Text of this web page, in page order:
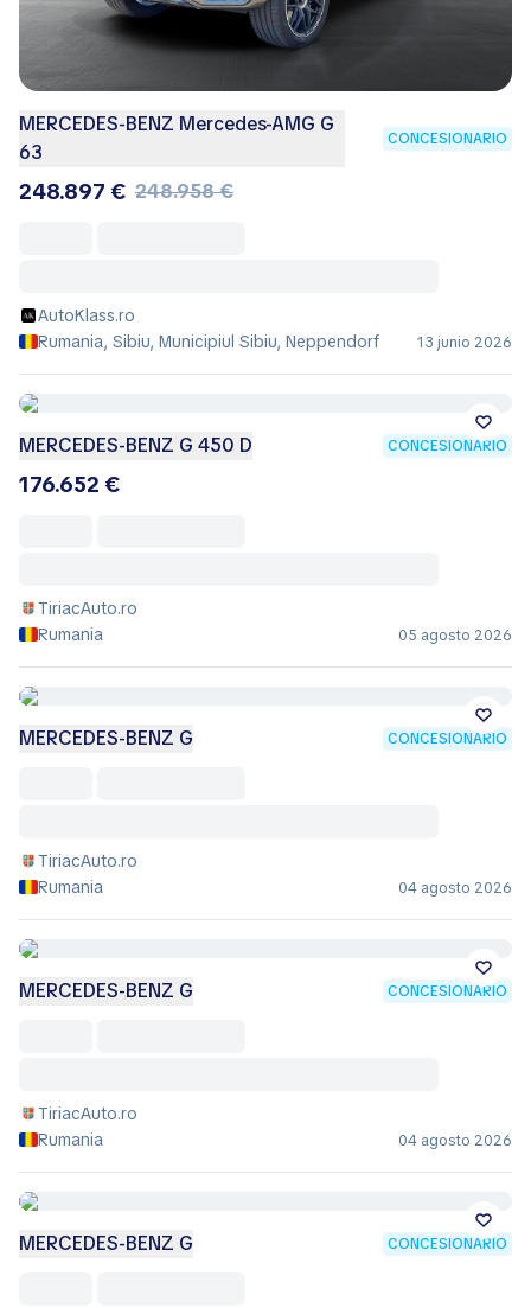
MERCEDES-BENZ Mercedes-AMG G
63
CONCESIONARIO
248.897 € 248.958 €
AutoKlass.ro
Rumania, Sibiu, Municipiul Sibiu, Neppendorf
13 junio 2026
MERCEDES-BENZ G 450 D CONCESIONARIO
176.652 €
TiriacAuto.ro
Rumania
05 agosto 2026
MERCEDES-BENZ G CONCESIONARIO
TiriacAuto.ro
Rumania
04 agosto 2026
MERCEDES-BENZ G CONCESIONARIO
TiriacAuto.ro
Rumania
04 agosto 2026
MERCEDES-BENZ G CONCESIONARIO